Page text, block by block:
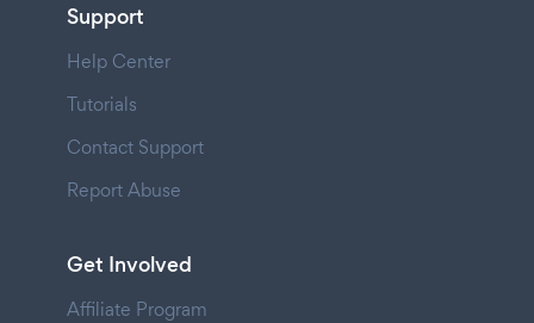
Support
Help Center
Tutorials
Contact Support
Report Abuse
Get Involved
Affiliate Program